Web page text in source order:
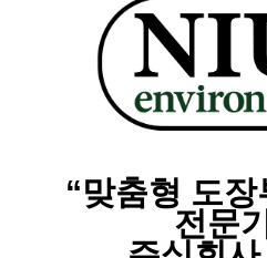
“맞춤형 도장
전문